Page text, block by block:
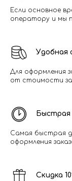
Если основное
оператору и мы
Удобная
Для оформления
от стоимости
Быстрая
Самая быстрая
оформления
Скидка